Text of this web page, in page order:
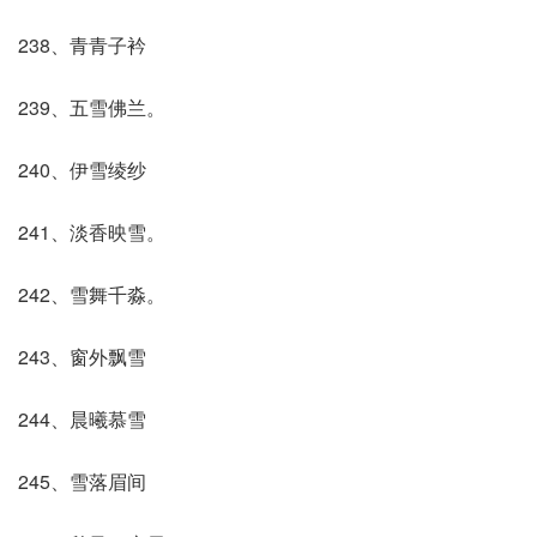
238、青青子衿
239、五雪佛兰。
240、伊雪绫纱
241、淡香映雪。
242、雪舞千淼。
243、窗外飘雪
244、晨曦慕雪
245、雪落眉间